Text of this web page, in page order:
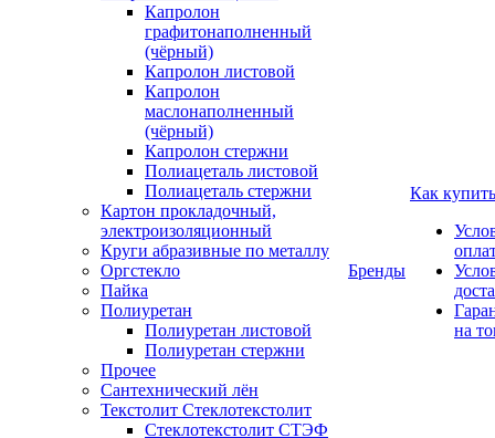
Капролон
графитонаполненный
(чёрный)
Капролон листовой
Капролон
маслонаполненный
(чёрный)
Капролон стержни
Полиацеталь листовой
Полиацеталь стержни
Картон прокладочный,
электроизоляционный
Круги абразивные по металлу
Оргстекло
Пайка
Полиуретан
Полиуретан листовой
Полиуретан стержни
Прочее
Сантехнический лён
Текстолит Стеклотекстолит
Стеклотекстолит СТЭФ
Бренды
Как купить
на